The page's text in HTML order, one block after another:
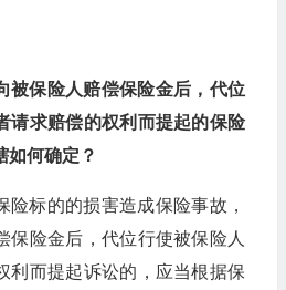
保险人赔偿保险金后，代位
请求赔偿的权利而提起的保险
如何确定？
险标的的损害造成保险事故，
保险金后，代位行使被保险人
利而提起诉讼的，应当根据保